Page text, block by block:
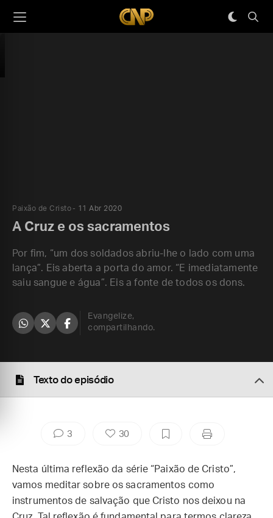
Paixão de Cristo 11 Abr 2020
A Cruz e os sacramentos
Por fim, “um dos soldados abriu-lhe o lado com uma
lança”. Eis aberta a porta do amor. “E imediatamente
saiu sangue e água”. Eis a fonte de todos os dons.
Evangelize,
compartilhando.
Texto do episódio
3 30
Nesta última reflexão da série “Paixão de Cristo”,
vamos meditar sobre os sacramentos como
instrumentos de salvação que Cristo nos deixou na